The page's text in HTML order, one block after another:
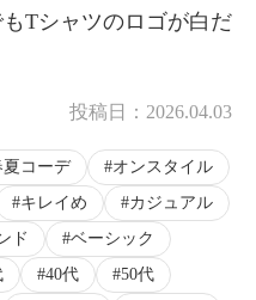
Tシャツのロゴが白だ
投稿日： 2026.04.03
夏コーデ
オンスタイル
キレイめ
カジュアル
ド
ベーシック
40代
50代